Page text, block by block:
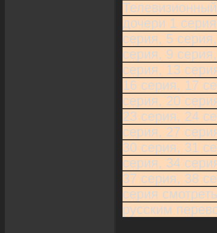
дочери 1
серия, 5
серия, 9
серия, 13
16 серия, 17
серия, 20
23 серия, 24
серия, 27
30 серия, 31
серия, 34
37 серия, 38
серия
русским